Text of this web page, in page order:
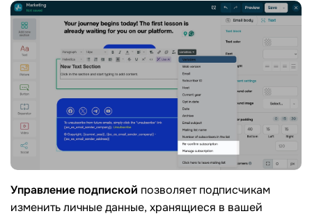
Управление подпиской позволяет подписчикам
изменить личные данные, хранящиеся в вашей